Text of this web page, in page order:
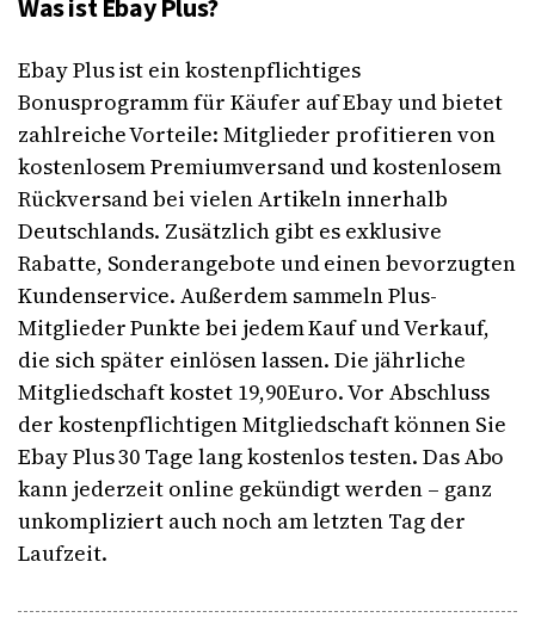
Was ist Ebay Plus?
Ebay Plus ist ein kostenpflichtiges
Bonusprogramm für Käufer auf Ebay und bietet
zahlreiche Vorteile: Mitglieder profitieren von
kostenlosem Premiumversand und kostenlosem
Rückversand bei vielen Artikeln innerhalb
Deutschlands. Zusätzlich gibt es exklusive
Rabatte, Sonderangebote und einen bevorzugten
Kundenservice. Außerdem sammeln Plus-
Mitglieder Punkte bei jedem Kauf und Verkauf,
die sich später einlösen lassen. Die jährliche
Mitgliedschaft kostet 19,90 Euro. Vor Abschluss
der kostenpflichtigen Mitgliedschaft können Sie
Ebay Plus 30 Tage lang kostenlos testen. Das Abo
kann jederzeit online gekündigt werden – ganz
unkompliziert auch noch am letzten Tag der
Laufzeit.